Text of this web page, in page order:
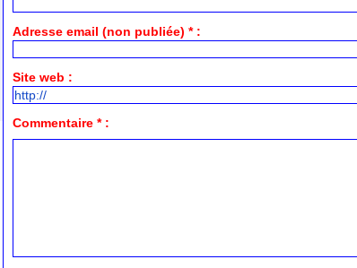
Adresse email (non publiée) * :
Site web :
Commentaire * :